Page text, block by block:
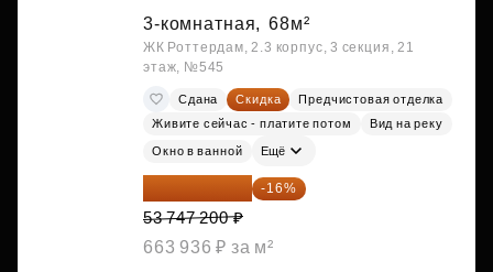
3-комнатная, 68м²
ЖК Роттердам, 2.3 корпус, 3 секция, 21
этаж, №545
Сдана Скидка
Предчистовая отделка
Живите сейчас - платите потом
Вид на реку
Окно в ванной Ещё
45 147 648 ₽ -16%
53 747 200 ₽
663 936 ₽ за м²